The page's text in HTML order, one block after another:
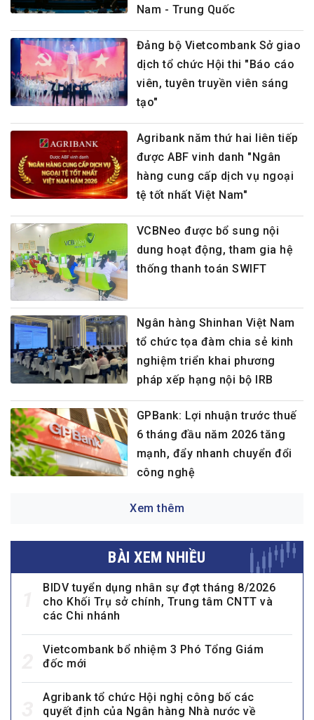
Nam - Trung Quốc
Đảng bộ Vietcombank Sở giao
dịch tổ chức Hội thi "Báo cáo
viên, tuyên truyền viên sáng
tạo"
Agribank năm thứ hai liên tiếp
được ABF vinh danh "Ngân
hàng cung cấp dịch vụ ngoại
tệ tốt nhất Việt Nam"
VCBNeo được bổ sung nội
dung hoạt động, tham gia hệ
thống thanh toán SWIFT
Ngân hàng Shinhan Việt Nam
tổ chức tọa đàm chia sẻ kinh
nghiệm triển khai phương
pháp xếp hạng nội bộ IRB
GPBank: Lợi nhuận trước thuế
6 tháng đầu năm 2026 tăng
mạnh, đẩy nhanh chuyển đổi
công nghệ
Xem thêm
BÀI XEM NHIỀU
BIDV tuyển dụng nhân sự đợt tháng 8/2026
cho Khối Trụ sở chính, Trung tâm CNTT và
các Chi nhánh
Vietcombank bổ nhiệm 3 Phó Tổng Giám
đốc mới
Agribank tổ chức Hội nghị công bố các
quyết định của Ngân hàng Nhà nước về